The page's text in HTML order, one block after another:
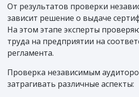
От результатов проверки
зависит решение о выдаче
На этом этапе эксперты
труда на предприятии на
регламента.
Проверка независимым
затрагивать различные аспекты: